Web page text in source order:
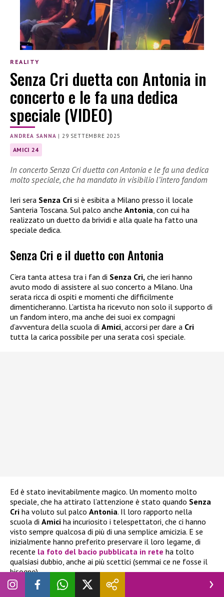
REALITY
Senza Cri duetta con Antonia in
concerto e le fa una dedica
speciale (VIDEO)
ANDREA SANNA |29 SETTEMBRE 2025
AMICI 24
In concerto Senza Cri duetta con Antonia e le fa una dedica
molto speciale, che ha mandato in visibilio l’intero fandom
Ieri sera Senza Cri si è esibita a Milano presso il locale
Santeria Toscana. Sul palco anche Antonia , con cui ha
realizzato un duetto da brividi e alla quale ha fatto una
speciale dedica.
Senza Cri e il duetto con Antonia
C’era tanta attesa tra i fan di Senza Cri, che ieri hanno
avuto modo di assistere al suo concerto a Milano. Una
serata ricca di ospiti e momenti che difficilmente
dimenticheranno. L’artista ha ricevuto non solo il supporto di
un fandom intero, ma anche dei suoi ex compagni
d’avventura della scuola di Amici, accorsi per dare a Cri
tutta la carica possibile per una serata così speciale.
Ed è stato inevitabilmente magico. Un momento molto
speciale, che ha attirato l’attenzione è stato quando Senza
Cri ha voluto sul palco Antonia. Il loro rapporto nella
scuola di Amici ha incuriosito i telespettatori, che ci hanno
visto sempre qualcosa di più di una semplice amicizia. E se
inizialmente hanno preferito preservare il loro legame, di
recente la foto del bacio pubblicata in rete ha tolto
qualsiasi dubbio, anche ai più scettici (semmai ce ne fosse il
bisogno)
Tornando a ieri, il duetto tra
Senza Cri